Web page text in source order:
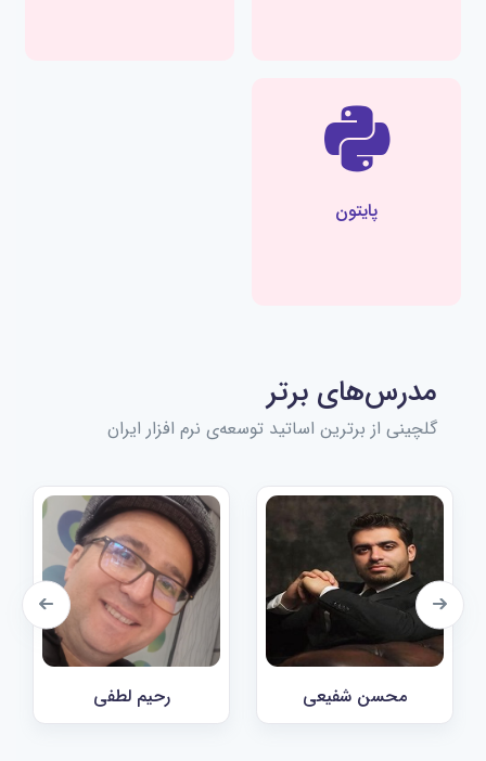
پایتون
مدرس‌های برتر
گلچینی از برترین اساتید توسعه‌ی نرم افزار ایران
رحیم لطفی محسن شفیعی